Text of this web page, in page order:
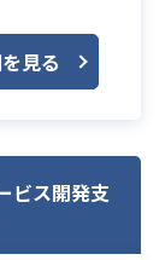
ヒアリン
ャの選定
トの作成
協業し、機
実装や、gi
持
ェクトのPM
きます。
を利用し
。
見る
ビス開発支